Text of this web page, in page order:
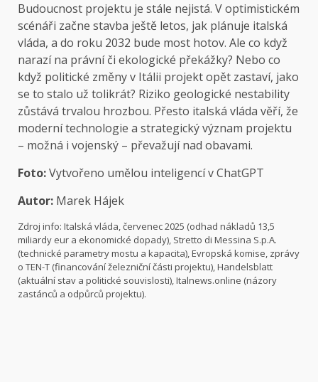
Budoucnost projektu je stále nejistá. V optimistickém
scénáři začne stavba ještě letos, jak plánuje italská
vláda, a do roku 2032 bude most hotov. Ale co když
narazí na právní či ekologické překážky? Nebo co
když politické změny v Itálii projekt opět zastaví, jako
se to stalo už tolikrát? Riziko geologické nestability
zůstává trvalou hrozbou. Přesto italská vláda věří, že
moderní technologie a strategický význam projektu
– možná i vojenský – převažují nad obavami.
Foto:Vytvořeno umělou inteligencí v ChatGPT
Autor: Marek Hájek
Zdroj info: Italská vláda, červenec 2025 (odhad nákladů 13,5
miliardy eur a ekonomické dopady), Stretto di Messina S.p.A.
(technické parametry mostu a kapacita), Evropská komise, zprávy
o TEN-T (financování železniční části projektu), Handelsblatt
(aktuální stav a politické souvislosti), Italnews.online (názory
zastánců a odpůrců projektu).